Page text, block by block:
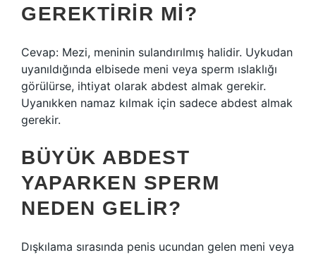
GEREKTIRIR MI?
Cevap: Mezi, meninin sulandırılmış halidir. Uykudan
uyanıldığında elbisede meni veya sperm ıslaklığı
görülürse, ihtiyat olarak abdest almak gerekir.
Uyanıkken namaz kılmak için sadece abdest almak
gerekir.
BÜYÜK ABDEST
YAPARKEN SPERM
NEDEN GELIR?
Dışkılama sırasında penis ucundan gelen meni veya